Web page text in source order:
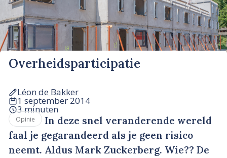
Overheidsparticipatie
Léon de Bakker
1 september 2014
3 minuten
Opinie
In deze snel veranderende wereld
faal je gegarandeerd als je geen risico
neemt. Aldus Mark Zuckerberg. Wie?? De